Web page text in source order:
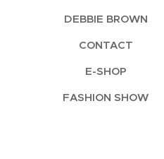
DEBBIE BROWN
CONTACT
E-SHOP
FASHION SHOW